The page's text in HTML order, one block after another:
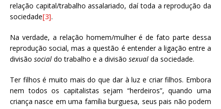
relação capital/trabalho assalariado, daí toda a reprodução da
sociedade[3].
Na verdade, a relação homem/mulher é de fato parte dessa
reprodução social, mas a questão é entender a ligação entre a
divisão social do trabalho e a divisão sexual da sociedade.
Ter filhos é muito mais do que dar à luz e criar filhos. Embora
nem todos os capitalistas sejam “herdeiros”, quando uma
criança nasce em uma família burguesa, seus pais não podem